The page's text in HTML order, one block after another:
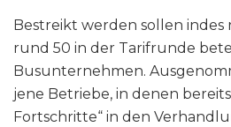
Bestreikt werden sollen
rund 50 in der Tarifrunde
Busunternehmen.
jene Betriebe, in denen
Fortschritte“ in den